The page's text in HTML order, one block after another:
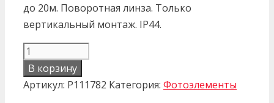
до 20м. Поворотная линза. Только
вертикальный монтаж. IP44.
Количество
товара
Комплект
В корзину
Артикул: P111782 Категория: Фотоэлементы